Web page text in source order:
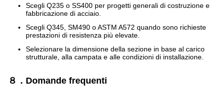
Scegli Q235 o SS400 per progetti generali di costruzione e
fabbricazione di acciaio.
Scegli Q345, SM490 o ASTM A572 quando sono richieste
prestazioni di resistenza più elevate.
Selezionare la dimensione della sezione in base al carico
strutturale, alla campata e alle condizioni di installazione.
８．Domande frequenti